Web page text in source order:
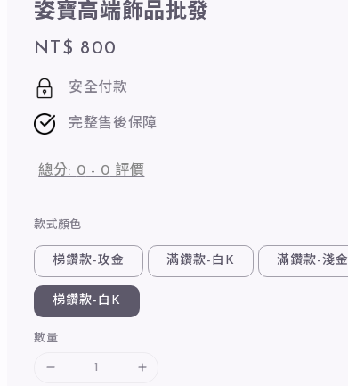
姿寶高端飾品批發
Regular
price
NT$ 800
安全付款
完整售後保障
總分: 0 - 0 評價
款式顏色
梯鑽款-玫金 滿鑽款-白K 滿鑽款-淺金
梯鑽款-白K
數量